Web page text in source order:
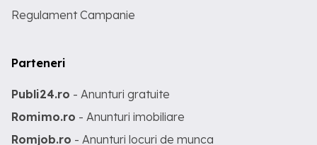
Regulament Campanie
Parteneri
Publi24.ro - Anunturi gratuite
Romimo.ro - Anunturi imobiliare
Romjob.ro - Anunturi locuri de munca